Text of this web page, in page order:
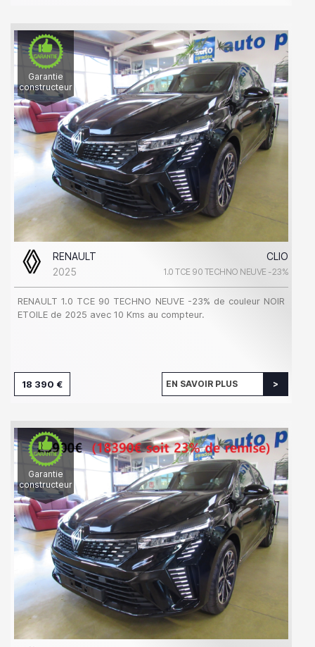
Garantie
constructeur
RENAULT
CLIO
2025
1.0 TCE 90 TECHNO NEUVE -23%
RENAULT 1.0 TCE 90 TECHNO NEUVE -23% de couleur NOIR
ETOILE de 2025 avec 10 Kms au compteur.
18 390 € EN SAVOIR PLUS
Garantie
constructeur